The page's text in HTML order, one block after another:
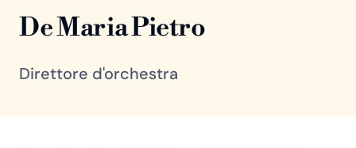
De Maria Pietro
Direttore d'orchestra